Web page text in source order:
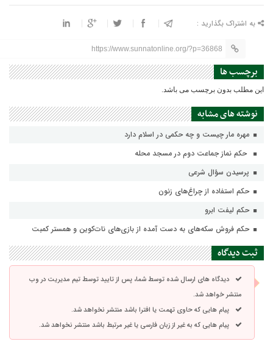
به اشتراک بگذارید :
https://www.sunnatonline.org/?p=36868
برچسب ها
این مطلب بدون برچسب می باشد.
نوشته های مشابه
مهره مار چیست و چه حکمی در اسلام دارد
حکم نماز جماعت دوم در مسجد محله
پرسیدن سؤال شرعی
حکم استفاده از چراغ‌های زنون
حکم لیفت ابرو
حکم فروش سکه‌هاى به دست آمده از بازى‌هاى نات‌کوين و همستر کمبت
ثبت دیدگاه
دیدگاه های ارسال شده توسط شما، پس از تایید توسط تیم مدیریت در وب
منتشر خواهد شد.
پیام هایی که حاوی تهمت یا افترا باشد منتشر نخواهد شد.
پیام هایی که به غیر از زبان فارسی یا غیر مرتبط باشد منتشر نخواهد شد.